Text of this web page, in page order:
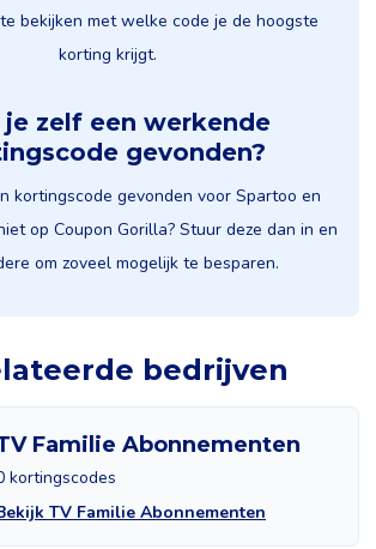
bekijken met welke code je de hoogste
korting krijgt.
je zelf een werkende
gevonden?
kortingscode gevonden voor Spartoo en
op Coupon Gorilla? Stuur deze dan in en
om zoveel mogelijk te besparen.
bedrijven
Familie Abonnementen
kortingscodes
TV Familie Abonnementen